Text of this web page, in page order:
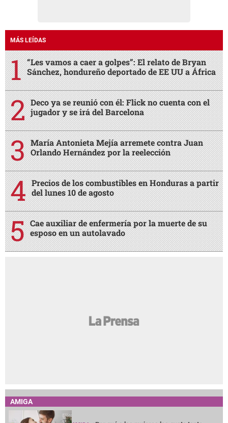
MÁS LEÍDAS
“Les vamos a caer a golpes”: El relato de Bryan
Sánchez, hondureño deportado de EE UU a África
Deco ya se reunió con él: Flick no cuenta con el
jugador y se irá del Barcelona
María Antonieta Mejía arremete contra Juan
Orlando Hernández por la reelección
Precios de los combustibles en Honduras a partir
del lunes 10 de agosto
Cae auxiliar de enfermería por la muerte de su
esposo en un autolavado
AMIGA